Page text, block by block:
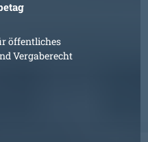
öffentliches
Vergaberecht